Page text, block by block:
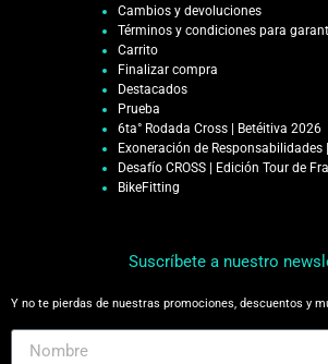
Cambios y devoluciones
Términos y condiciones para
Carrito
Finalizar compra
Destacados
Prueba
6ta° Rodada Cross | Betéitiva 2026
Exoneración de Responsabilidades
Desafío CROSS | Edición Tour de
BikeFitting
Suscríbete a nuestro
Y no te pierdas de nuestras promociones, descuentos y